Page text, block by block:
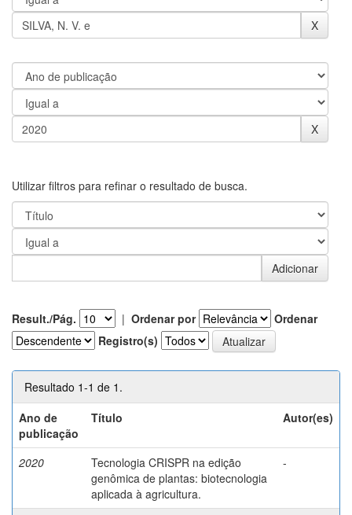
Utilizar filtros para refinar o resultado de busca.
Result./Pág. | Ordenar por
Ordenar
Registro(s)
Resultado 1-1 de 1.
Ano de
publicação
Título Autor(es)
2020
Tecnologia CRISPR na edição
genômica de plantas: biotecnologia
aplicada à agricultura.
-